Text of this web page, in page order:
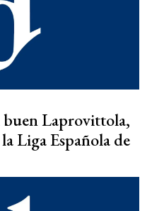
buen Laprovittola,
Liga Española de